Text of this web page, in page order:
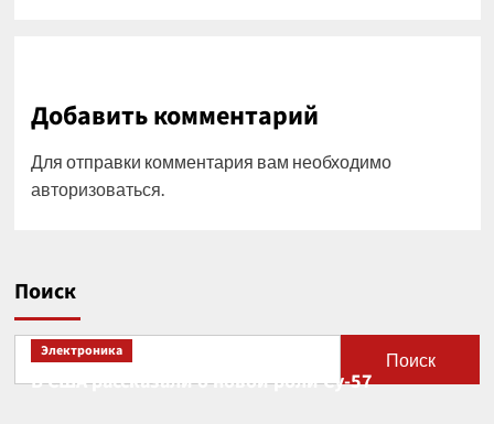
Добавить комментарий
Для отправки комментария вам необходимо
авторизоваться.
Поиск
Поиск
Электроника
В США рассказали о новой роли Су-57